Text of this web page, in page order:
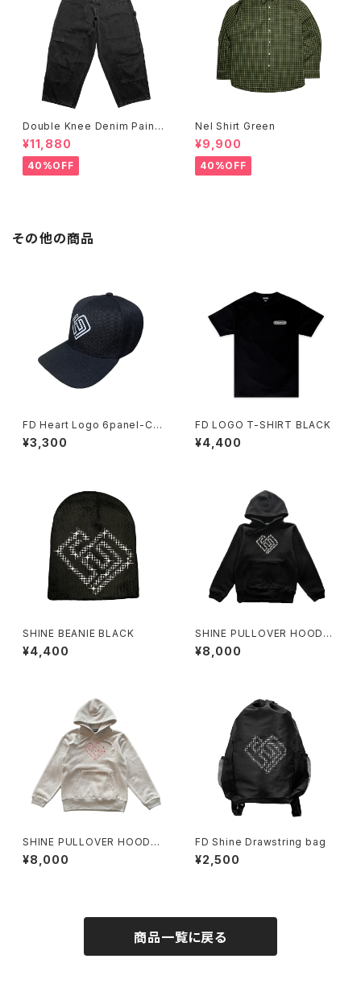
Double Knee Denim Painte
r Pants Black
¥11,880
40%OFF
Nel Shirt Green
¥9,900
40%OFF
その他の商品
FD Heart Logo 6panel-Ca
p Black
¥3,300
FD LOGO T-SHIRT BLACK
¥4,400
SHINE BEANIE BLACK
¥4,400
SHINE PULLOVER HOODY
BLACK
¥8,000
SHINE PULLOVER HOODY
GRAY
¥8,000
FD Shine Drawstring bag
¥2,500
商品一覧に戻る